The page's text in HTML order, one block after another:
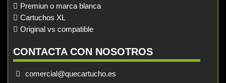
Premiun o marca blanca
Cartuchos XL
Original vs compatible
CONTACTA CON NOSOTROS
comercial@quecartucho.es